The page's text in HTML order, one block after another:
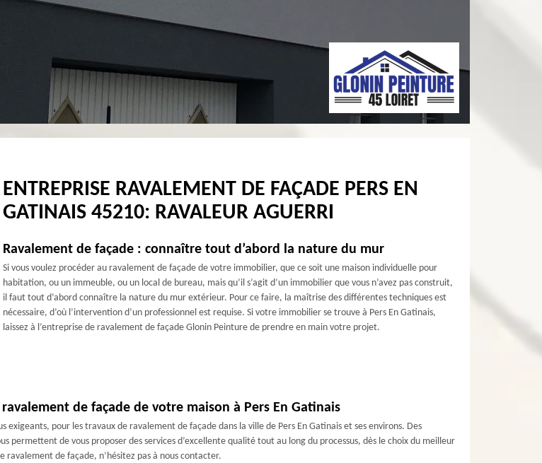
ENTREPRISE RAVALEMENT DE FAÇADE PERS EN
GATINAIS 45210: RAVALEUR AGUERRI
Ravalement de façade : connaître tout d’abord la nature du mur
Si vous voulez procéder au ravalement de façade de votre immobilier, que ce soit une maison individuelle pour
habitation, ou un immeuble, ou un local de bureau, mais qu’il s’agit d’un immobilier que vous n’avez pas construit,
il faut tout d’abord connaître la nature du mur extérieur. Pour ce faire, la maîtrise des différentes techniques est
nécessaire, d’où l’intervention d’un professionnel est requise. Si votre immobilier se trouve à Pers En Gatinais,
laissez à l’entreprise de ravalement de façade Glonin Peinture de prendre en main votre projet.
de façade de votre maison à Pers En Gatinais
pour les travaux de ravalement de façade dans la ville de Pers En Gatinais et ses environs. Des
permettent de vous proposer des services d’excellente qualité tout au long du processus, dès le choix du meilleur
de façade, n’hésitez pas à nous contacter.